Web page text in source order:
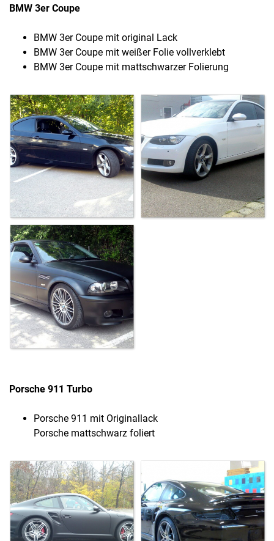
BMW 3er Coupe
BMW 3er Coupe mit original Lack
BMW 3er Coupe mit weißer Folie vollverklebt
BMW 3er Coupe mit mattschwarzer Folierung
Porsche 911 Turbo
Porsche 911 mit Originallack
Porsche mattschwarz foliert